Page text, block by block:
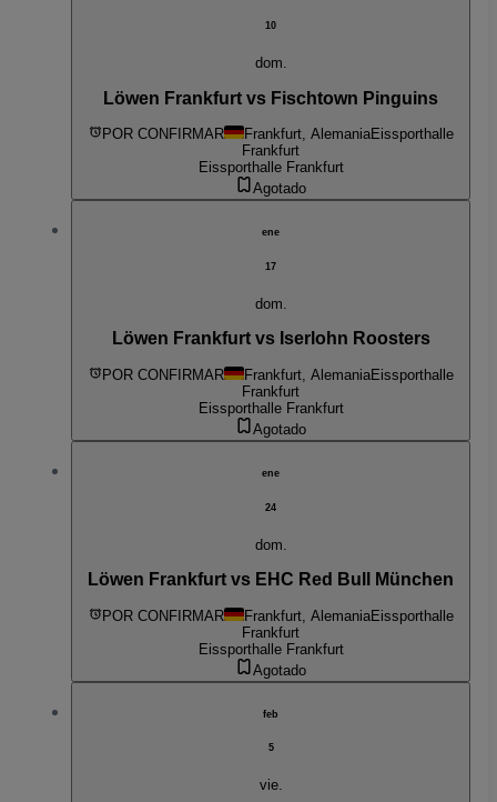
10
dom.
Löwen Frankfurt vs Fischtown Pinguins
POR CONFIRMAR Frankfurt, AlemaniaEissporthalle
Frankfurt
Eissporthalle Frankfurt
Agotado
ene
17
dom.
Löwen Frankfurt vs Iserlohn Roosters
POR CONFIRMAR Frankfurt, AlemaniaEissporthalle
Frankfurt
Eissporthalle Frankfurt
Agotado
ene
24
dom.
Löwen Frankfurt vs EHC Red Bull München
POR CONFIRMAR Frankfurt, AlemaniaEissporthalle
Frankfurt
Eissporthalle Frankfurt
Agotado
feb
5
vie.